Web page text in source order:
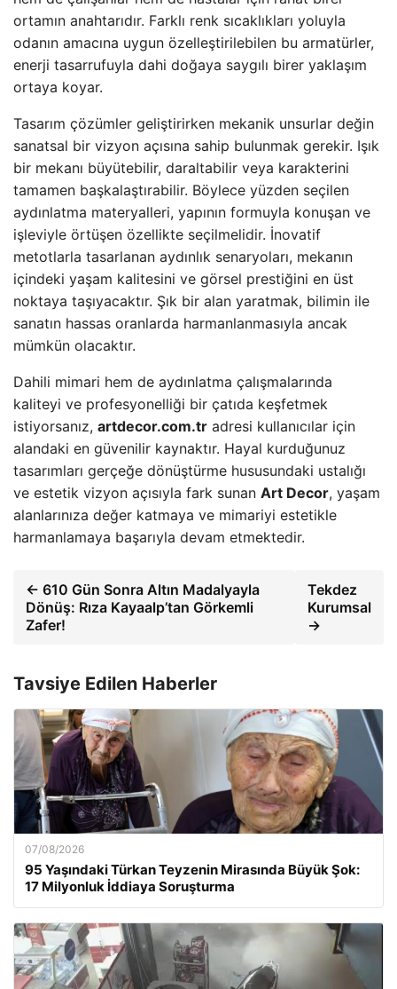
ortamın anahtarıdır. Farklı renk sıcaklıkları yoluyla
odanın amacına uygun özelleştirilebilen bu armatürler,
enerji tasarrufuyla dahi doğaya saygılı birer yaklaşım
ortaya koyar.
Tasarım çözümler geliştirirken mekanik unsurlar değin
sanatsal bir vizyon açısına sahip bulunmak gerekir. Işık
bir mekanı büyütebilir, daraltabilir veya karakterini
tamamen başkalaştırabilir. Böylece yüzden seçilen
aydınlatma materyalleri, yapının formuyla konuşan ve
işleviyle örtüşen özellikte seçilmelidir. İnovatif
metotlarla tasarlanan aydınlık senaryoları, mekanın
içindeki yaşam kalitesini ve görsel prestiğini en üst
noktaya taşıyacaktır. Şık bir alan yaratmak, bilimin ile
sanatın hassas oranlarda harmanlanmasıyla ancak
mümkün olacaktır.
Dahili mimari hem de aydınlatma çalışmalarında
kaliteyi ve profesyonelliği bir çatıda keşfetmek
istiyorsanız, artdecor.com.tr adresi kullanıcılar için
alandaki en güvenilir kaynaktır. Hayal kurduğunuz
tasarımları gerçeğe dönüştürme hususundaki ustalığı
ve estetik vizyon açısıyla fark sunan Art Decor, yaşam
alanlarınıza değer katmaya ve mimariyi estetikle
harmanlamaya başarıyla devam etmektedir.
← 610 Gün Sonra Altın Madalyayla
Dönüş: Rıza Kayaalp’tan Görkemli
Zafer!
Tekdez
Kurumsal
→
Tavsiye Edilen Haberler
07/08/2026
95 Yaşındaki Türkan Teyzenin Mirasında Büyük Şok:
17 Milyonluk İddiaya Soruşturma